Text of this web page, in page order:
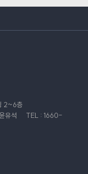
2~6층
유석
TEL : 1660-